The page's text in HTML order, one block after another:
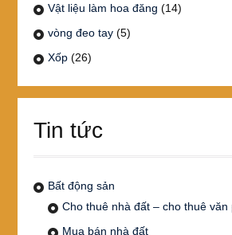
Vật liệu làm hoa đăng (14)
vòng đeo tay (5)
Xốp (26)
Tin tức
Bất động sản
Cho thuê nhà đất – cho thuê văn
Mua bán nhà đất